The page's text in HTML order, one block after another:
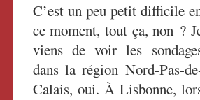
C’est un peu petit difficile
ce moment, tout ça, non ?
viens de voir les
dans la région Nord-Pas-
Calais, oui. À Lisbonne,